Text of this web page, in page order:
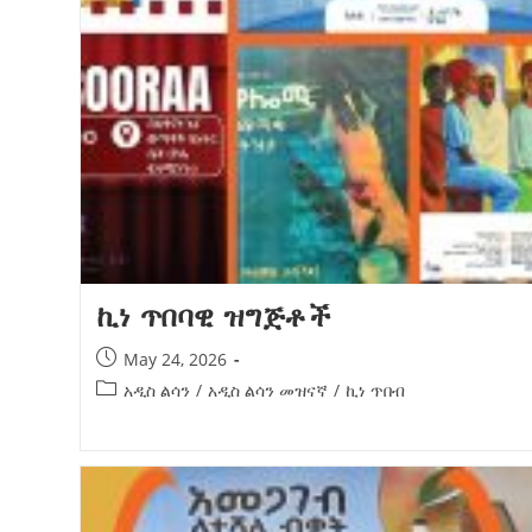
ብልፅግና ፓርቲ የምርጫ ውክልናውን ወደ
ተጨባጭ የልማት ስኬቶች ለመቀየር እየሰራ ነው
August 7, 2026
2ኛው የአዲስ ሚዲያ ኔትዎርክ አመራሮች
ሠራተኞች ስፖርት ፌስቲቫል በቴሌቪዥን
አሸናፊነት ተጠናቀቀ
August 1, 2026
ኪነ ጥበባዊ ዝግጅቶች
May 24, 2026
አዲስ ልሳን / አዲስ ልሳን መዝናኛ / ኪነ ጥበብ